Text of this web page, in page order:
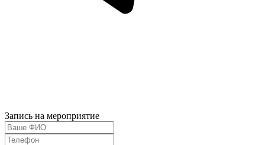
Запись на мероприятие